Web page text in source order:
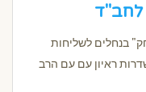
לחב"ד
בנחלים לשליחות
ראיון עם עם הרב